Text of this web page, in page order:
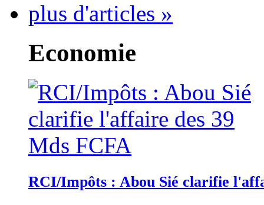
plus d'articles »
Economie
RCI/Impôts : Abou Sié clarifie